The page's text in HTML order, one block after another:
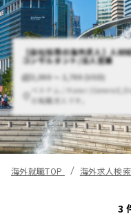
【自社採用の海外求人】人材
コンサルタント/法人営業
2,000 〜 2,700 (USD)
ベトナム / Hanoi
の転職求人です。
海外就職TOP 海外求人検索
3